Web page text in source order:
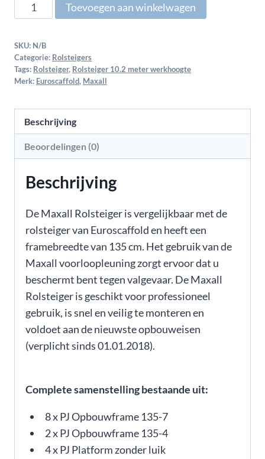
Toevoegen aan winkelwagen
SKU: N/B
Categorie: Rolsteigers
Tags: Rolsteiger, Rolsteiger 10.2 meter werkhoogte
Merk: Euroscaffold, Maxall
Beschrijving
Beoordelingen (0)
Beschrijving
De Maxall Rolsteiger is vergelijkbaar met de
rolsteiger van Euroscaffold en heeft een
framebreedte van 135 cm. Het gebruik van de
Maxall voorloopleuning zorgt ervoor dat u
beschermt bent tegen valgevaar. De Maxall
Rolsteiger is geschikt voor professioneel
gebruik, is snel en veilig te monteren en
voldoet aan de nieuwste opbouweisen
(verplicht sinds 01.01.2018).
Complete samenstelling bestaande uit:
8 x PJ Opbouwframe 135-7
2 x PJ Opbouwframe 135-4
4 x PJ Platform zonder luik